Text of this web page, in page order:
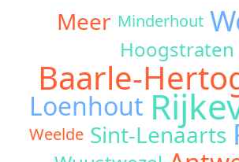
Meer Minderhout
Hoogstraten
Baarle-
Loenhout
Weelde Sint-Lenaarts